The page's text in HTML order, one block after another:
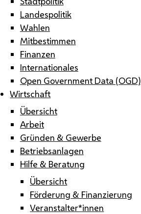
Landespolitik
Wahlen
Mitbestimmen
Finanzen
Internationales
Open Government Data (OGD)
Wirtschaft
Übersicht
Arbeit
Gründen & Gewerbe
Betriebsanlagen
Hilfe & Beratung
Übersicht
Förderung & Finanzierung
Veranstalter*innen